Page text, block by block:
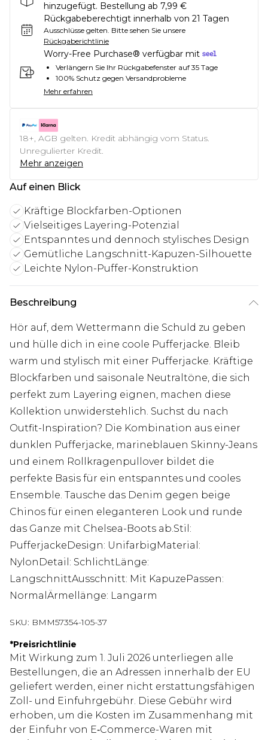
hinzugefügt. Bestellung ab 7,99 €
Rückgabeberechtigt innerhalb von 21 Tagen
Ausschlüsse gelten. Bitte sehen Sie unsere
Rückgaberichtlinie
Worry-Free Purchase® verfügbar mit
Verlängern Sie Ihr Rückgabefenster auf 35 Tage
100% Schutz gegen Versandprobleme
Mehr erfahren
18+, AGB gelten. Kredit abhängig vom Status.
Unregulierter Kredit.
Mehr anzeigen
Auf einen Blick
Kräftige Blockfarben-Optionen
Vielseitiges Layering-Potenzial
Entspanntes und dennoch stylisches Design
Gemütliche Langschnitt-Kapuzen-Silhouette
Leichte Nylon-Puffer-Konstruktion
Beschreibung
Hör auf, dem Wettermann die Schuld zu geben
und hülle dich in eine coole Pufferjacke. Bleib
warm und stylisch mit einer Pufferjacke. Kräftige
Blockfarben und saisonale Neutraltöne, die sich
perfekt zum Layering eignen, machen diese
Kollektion unwiderstehlich. Suchst du nach
Outfit-Inspiration? Die Kombination aus einer
dunklen Pufferjacke, marineblauen Skinny-Jeans
und einem Rollkragenpullover bildet die
perfekte Basis für ein entspanntes und cooles
Ensemble. Tausche das Denim gegen beige
Chinos für einen eleganteren Look und runde
das Ganze mit Chelsea-Boots ab.Stil:
PufferjackeDesign: UnifarbigMaterial:
NylonDetail: SchlichtLänge:
LangschnittAusschnitt: Mit KapuzePassen:
NormalÄrmellänge: Langarm
SKU: BMM57354-105-37
*Preisrichtlinie
Mit Wirkung zum 1. Juli 2026 unterliegen alle
Bestellungen, die an Adressen innerhalb der EU
geliefert werden, einer nicht erstattungsfähigen
Zoll- und Einfuhrgebühr. Diese Gebühr wird
erhoben, um die Kosten im Zusammenhang mit
der Einfuhr von E‑Commerce-Waren mit